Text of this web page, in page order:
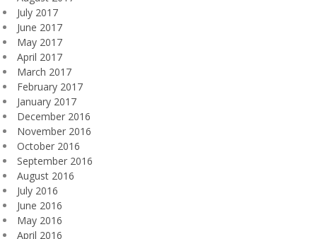
July 2017
June 2017
May 2017
April 2017
March 2017
February 2017
January 2017
December 2016
November 2016
October 2016
September 2016
August 2016
July 2016
June 2016
May 2016
April 2016